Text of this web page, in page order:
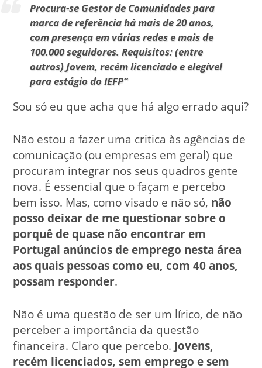
Procura-se Gestor de Comunidades para
marca de referência há mais de 20 anos,
com presença em várias redes e mais de
100.000 seguidores. Requisitos: (entre
outros) Jovem, recém licenciado e elegível
para estágio do IEFP”
Sou só eu que acha que há algo errado aqui?
Não estou a fazer uma critica às agências de
comunicação (ou empresas em geral) que
procuram integrar nos seus quadros gente
nova. É essencial que o façam e percebo
bem isso. Mas, como visado e não só, não
posso deixar de me questionar sobre o
porquê de quase não encontrar em
Portugal anúncios de emprego nesta área
aos quais pessoas como eu, com 40 anos,
possam responder.
Não é uma questão de ser um lírico, de não
perceber a importância da questão
financeira. Claro que percebo. Jovens,
recém licenciados, sem emprego e sem